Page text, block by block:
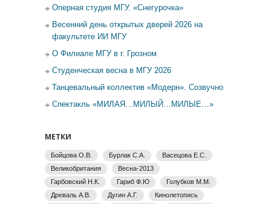
Оперная студия МГУ. «Снегурочка»
Весенний день открытых дверей 2026 на
факультете ИИ МГУ
О Филиале МГУ в г. Грозном
Студенческая весна в МГУ 2026
Танцевальный коллектив «Модерн». Созвучно
Спектакль «МИЛАЯ…МИЛЫЙ…МИЛЫЕ…»
МЕТКИ
Бойцова О.В. Бурлак С.А.
Васецова Е.С.
Великобритания
Весна-2013
Гарбовский Н.К.
Гариб Ф.Ю
Голубков М.М.
Древаль А.В.
Дугин А.Г.
Кинолетопись